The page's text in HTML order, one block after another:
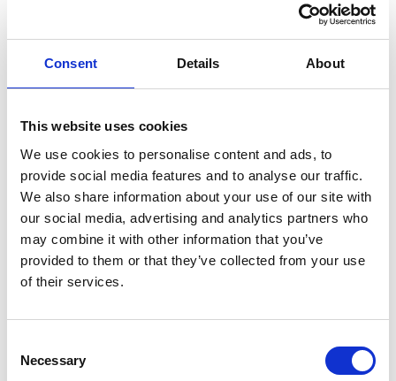
Consent Details About
This website uses cookies
We use cookies to personalise content and ads, to
provide social media features and to analyse our traffic.
We also share information about your use of our site with
our social media, advertising and analytics partners who
may combine it with other information that you’ve
provided to them or that they’ve collected from your use
of their services.
Selection
Necessary
Model/varenr.: 2032702005
607,35 DKK
Hidea Motor Model: HDEF60, HDEF115/130
Læg i kurv
Electric Trim Remote Switch